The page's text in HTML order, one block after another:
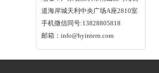
道海岸城天利中央广场A座2810室
手机微信同号:13828805818
邮箱：info@hyintern.com